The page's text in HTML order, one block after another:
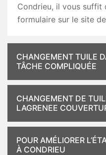
Condrieu, il vous suffit
formulaire sur le site
CHANGEMENT TUILE
TÂCHE COMPLIQUÉE
CHANGEMENT DE
LAGRENEE
POUR AMÉLIORER
À CONDRIEU